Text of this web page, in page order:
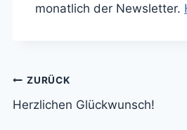
monatlich der Newsletter.
Beitragsnavigation
ZURÜCK
Herzlichen Glückwunsch!